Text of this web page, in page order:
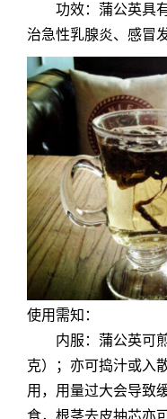
功效：蒲公英具有
治急性乳腺炎、感冒
使用需知：
内服：蒲公英可煎
克）；亦可捣汁或入
用，用量过大会导致
食，根茎去皮抽芯亦